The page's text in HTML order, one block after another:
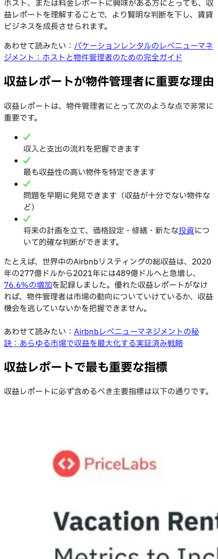
ホスト、または料金レポートに興味がある方にとっても、収
益レポートを理解することで、より賢明な判断を下し、賃貸
ビジネスを成長させられます。
あわせて読みたい： バケーションレンタルのレベニューマネ
ジメント：ホストと物件管理者のための完全ガイド
収益レポートが物件管理者に重要な理由
収益レポートは、物件管理者にとって次のような点で非常に
重要です。
収入と支出の流れを把握できます
最も収益性の高い物件を特定できます
問題を早期に発見できます（収益が十分でない物件な
ど）
将来の計画を立て、価格設定・修繕・新たな投資につ
いて的確な判断ができます。
たとえば、世界中のAirbnbリスティングの総収益は、2020
年の277億ドルから2021年には489億ドルへと急増し、
76.6%の増加を記録しました。優れた収益レポートがなけ
れば、物件管理者は市場の動向についていけているか、収益
機会を逃していないかを把握できません。
あわせて読みたい： Airbnbレベニューマネジメントの秘
訣：あらゆる市場で収益を最大化する実証済み戦略
収益レポートで最も重要な指標
収益レポートに必ず含めるべき主要指標は以下の通りです。